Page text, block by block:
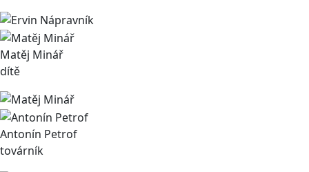
Matěj Minář
dítě
Antonín Petrof
továrník